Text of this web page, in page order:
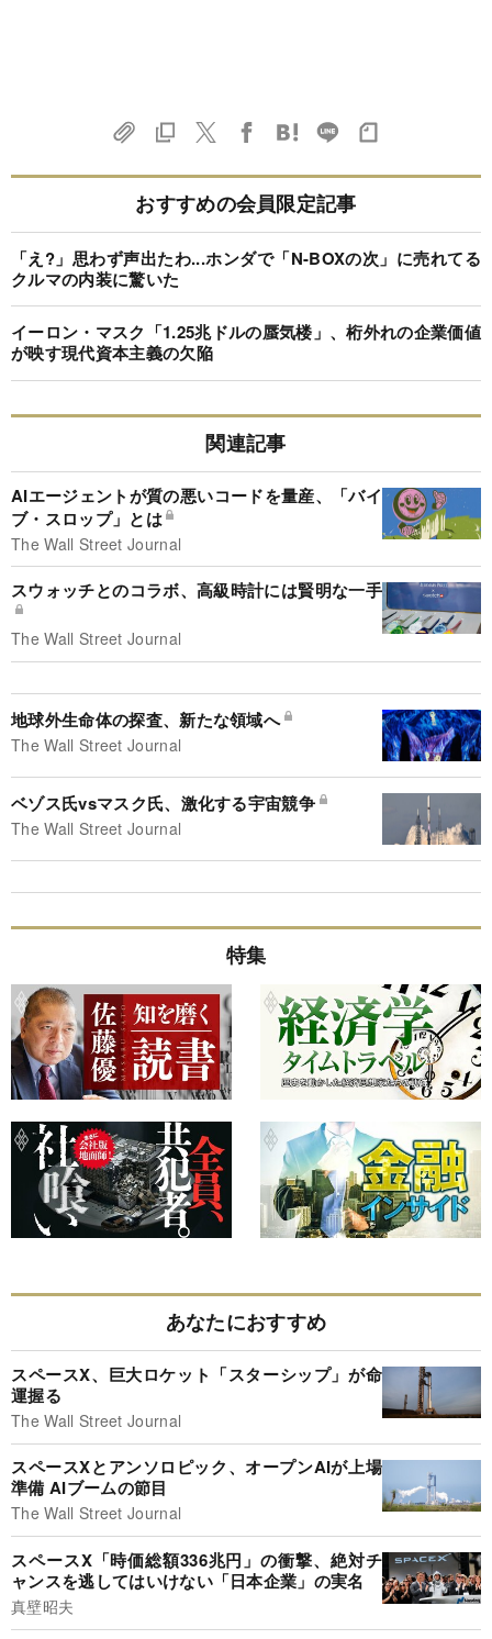
おすすめの会員限定記事
「え?」思わず声出たわ...ホンダで「N-BOXの次」に売れてる
クルマの内装に驚いた
イーロン・マスク「1.25兆ドルの蜃気楼」、桁外れの企業価値
が映す現代資本主義の欠陥
関連記事
AIエージェントが質の悪いコードを量産、「バイ
ブ・スロップ」とは
The Wall Street Journal
スウォッチとのコラボ、高級時計には賢明な一手
The Wall Street Journal
地球外生命体の探査、新たな領域へ
The Wall Street Journal
ベゾス氏vsマスク氏、激化する宇宙競争
The Wall Street Journal
特集
あなたにおすすめ
スペースX、巨大ロケット「スターシップ」が命
運握る
The Wall Street Journal
スペースXとアンソロピック、オープンAIが上場
準備 AIブームの節目
The Wall Street Journal
スペースX「時価総額336兆円」の衝撃、絶対チ
ャンスを逃してはいけない「日本企業」の実名
真壁昭夫